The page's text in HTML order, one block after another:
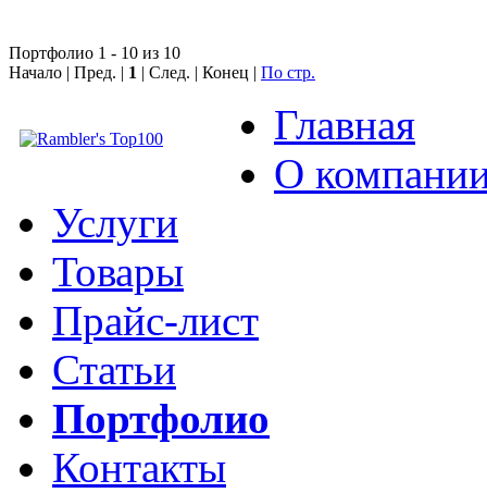
Портфолио 1 - 10 из 10
Начало | Пред. | 1 | След. | Конец | По стр.
Главная
О
Услуги
Товары
Прайс-лист
Статьи
Портфолио
Контакты